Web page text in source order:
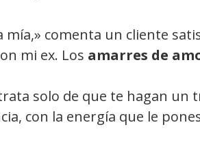
comenta un cliente
mi ex. Los amarres de
solo de que te hagan un
con la energía que le